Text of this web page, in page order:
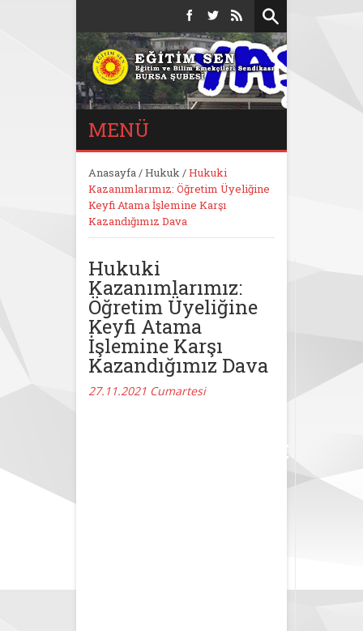
MENÜ
Anasayfa/Hukuk/Hukuki
Kazanımlarımız: Öğretim Üyeliğine
Keyfi Atama İşlemine Karşı
Kazandığımız Dava
Hukuki
Kazanımlarımız:
Öğretim Üyeliğine
Keyfi Atama
İşlemine Karşı
Kazandığımız Dava
27.11.2021 Cumartesi
Kazanımlarımız: